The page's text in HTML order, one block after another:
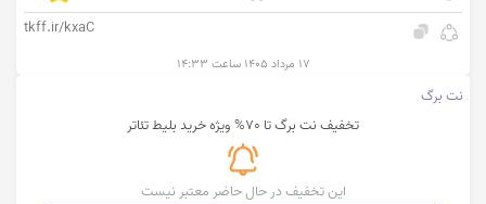
tkff.ir/kxaC
۱۷ مرداد ۱۴۰۵ ساعت ۱۴:۳۳
نت برگ
تخفیف نت برگ تا 70% ویژه خرید بلیط تئاتر
این تخفیف در حال حاضر معتبر نیست